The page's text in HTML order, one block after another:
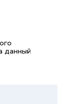
данный